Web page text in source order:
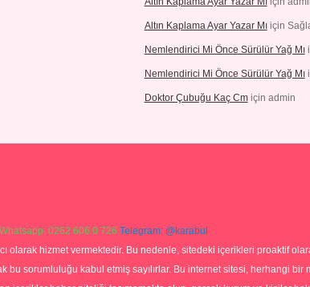
Altın Kaplama Ayar Yazar Mıiçin
Nemlendirici Mi Önce Sürülür Yağ Mı
Nemlendirici Mi Önce Sürülür Yağ Mı
Doktor Çubuğu Kaç Cmiçin admin
Whatsapp: 0262 606 0 726 Telegram: @karabul
olarak hizmet vermektedir. Bu nedenle, sitedeki içerikleri proaktif
bu sorumluluğu kabul etmiş sayılırlar. Bu internet sitesi, herhangi bir